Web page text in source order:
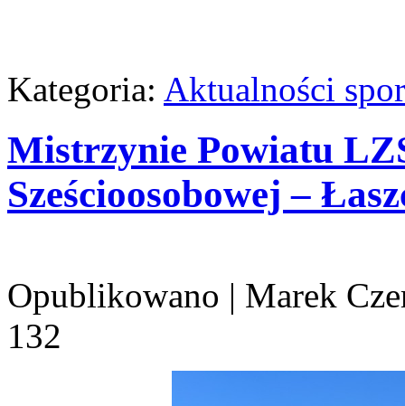
Kategoria: Aktualności
Mistrzynie Powiatu
Sześcioosobowej –
Opublikowano | Marek
132